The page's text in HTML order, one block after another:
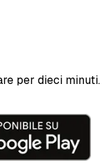
per dieci minuti.